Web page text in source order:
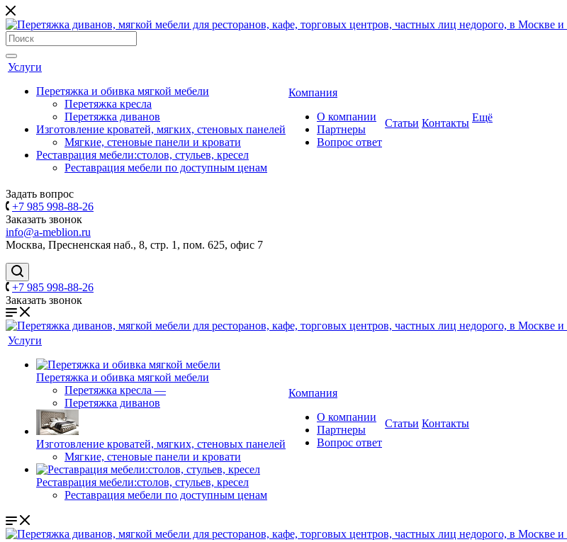
Услуги
Перетяжка и обивка мягкой мебели
Перетяжка кресла
Перетяжка диванов
Изготовление кроватей, мягких, стеновых панелей
Мягкие, стеновые панели и кровати
Реставрация мебели:столов, стульев, кресел
Реставрация мебели по доступным ценам
Компания
О компании
Партнеры
Вопрос ответ
Cтатьи Контакты Ещё
Задать вопрос
+7 985 998-88-26
Заказать звонок
info@a-meblion.ru
Москва, Пресненская наб., 8, стр. 1, пом. 625, офис 7
+7 985 998-88-26
Заказать звонок
Услуги
Перетяжка и обивка мягкой мебели
Перетяжка кресла —
Перетяжка диванов
Изготовление кроватей, мягких, стеновых панелей
Мягкие, стеновые панели и кровати
Реставрация мебели:столов, стульев, кресел
Реставрация мебели по доступным ценам
Компания
О компании
Партнеры
Вопрос ответ
Cтатьи Контакты